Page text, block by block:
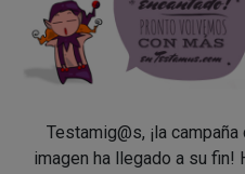
Testamig@s, ¡la
imagen ha llegado a su